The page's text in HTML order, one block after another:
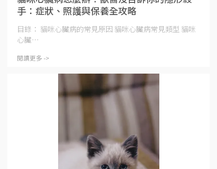
手：症狀、照護與保養全攻略
目錄： 貓咪心臟病的常見原因 貓咪心臟病常見類型 貓咪
心臟⋯
閱讀更多 ->